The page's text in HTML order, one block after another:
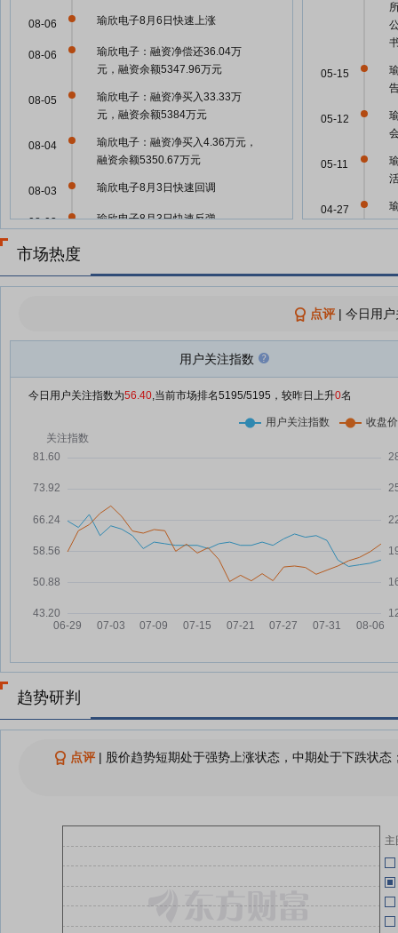
瑜欣电子8月6日快速上涨
08-06
瑜欣电子：融资净偿还36.04万
元，融资余额5347.96万元
08-06
瑜欣电子：融资净买入33.33万
元，融资余额5384万元
08-05
瑜欣电子：融资净买入4.36万元，
融资余额5350.67万元
08-04
瑜欣电子8月3日快速回调
08-03
瑜欣电子8月3日快速反弹
08-03
07-31
07-31
瑜欣电子：融资净偿还154.75万
元，融资余额5514.2万元
瑜欣电子7月29日快速回调
07-29
瑜欣电子：融资净买入38.15万
元，融资余额5666.58万元
07-28
电机板块持续走强，中电电机涨停
07-24
05-15
05-12
05-11
04-27
04-24
04-24
04-24
市场热度
点评| 今日用
用户关注指数
今日用户关注指数为56.40,当前市场排名5195/5195，较昨日上升0名
趋势研判
点评| 股价趋势短期处于强势上涨状态，中期处于下跌状
主